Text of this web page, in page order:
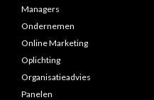
Managers
Ondernemen
Online Marketing
Oplichting
Organisatieadvies
Panelen